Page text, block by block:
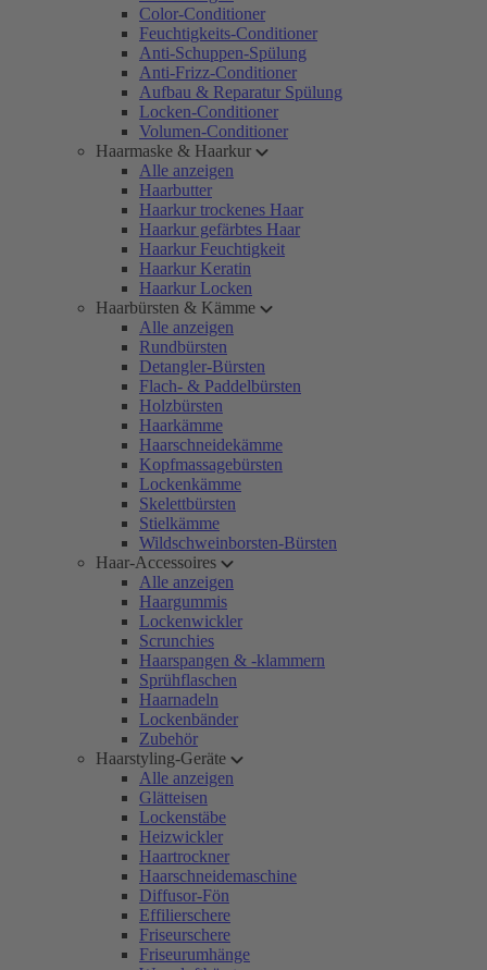
Color-Conditioner
Feuchtigkeits-Conditioner
Anti-Schuppen-Spülung
Anti-Frizz-Conditioner
Aufbau & Reparatur Spülung
Locken-Conditioner
Volumen-Conditioner
Haarmaske & Haarkur
Alle anzeigen
Haarbutter
Haarkur trockenes Haar
Haarkur gefärbtes Haar
Haarkur Feuchtigkeit
Haarkur Keratin
Haarkur Locken
Haarbürsten & Kämme
Alle anzeigen
Rundbürsten
Detangler-Bürsten
Flach- & Paddelbürsten
Holzbürsten
Haarkämme
Haarschneidekämme
Kopfmassagebürsten
Lockenkämme
Skelettbürsten
Stielkämme
Wildschweinborsten-Bürsten
Haar-Accessoires
Alle anzeigen
Haargummis
Lockenwickler
Scrunchies
Haarspangen & -klammern
Sprühflaschen
Haarnadeln
Lockenbänder
Zubehör
Haarstyling-Geräte
Alle anzeigen
Glätteisen
Lockenstäbe
Heizwickler
Haartrockner
Haarschneidemaschine
Diffusor-Fön
Effilierschere
Friseurschere
Friseurumhänge